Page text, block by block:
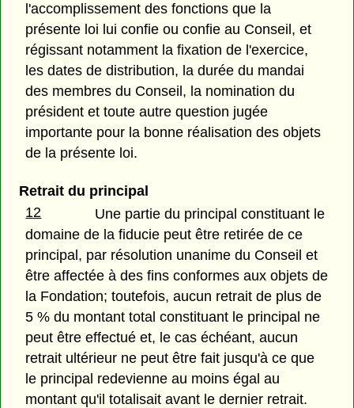
l'accomplissement des fonctions que la
présente loi lui confie ou confie au Conseil, et
régissant notamment la fixation de l'exercice,
les dates de distribution, la durée du mandai
des membres du Conseil, la nomination du
président et toute autre question jugée
importante pour la bonne réalisation des objets
de la présente loi.
Retrait du principal
12
Une partie du principal constituant le
domaine de la fiducie peut être retirée de ce
principal, par résolution unanime du Conseil et
être affectée à des fins conformes aux objets de
la Fondation; toutefois, aucun retrait de plus de
5 % du montant total constituant le principal ne
peut être effectué et, le cas échéant, aucun
retrait ultérieur ne peut être fait jusqu'à ce que
le principal redevienne au moins égal au
montant qu'il totalisait avant le dernier retrait.